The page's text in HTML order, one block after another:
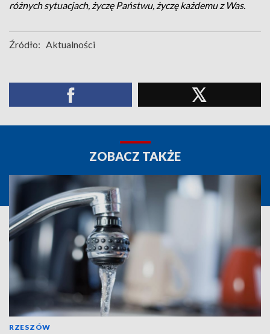
różnych sytuacjach, życzę Państwu, życzę każdemu z Was.
Źródło: Aktualności
ZOBACZ TAKŻE
RZESZÓW